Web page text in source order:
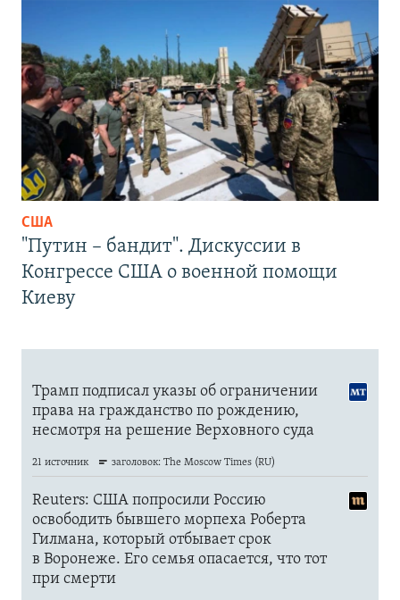
США
"Путин – бандит". Дискуссии в
Конгрессе США о военной помощи
Киеву